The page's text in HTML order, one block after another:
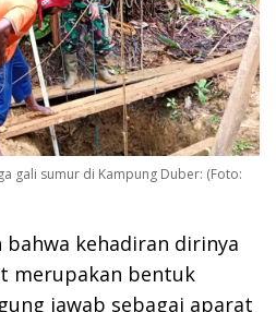
gali sumur di Kampung Duber: (Foto:
bahwa kehadiran dirinya
merupakan bentuk
jawab sebagai aparat